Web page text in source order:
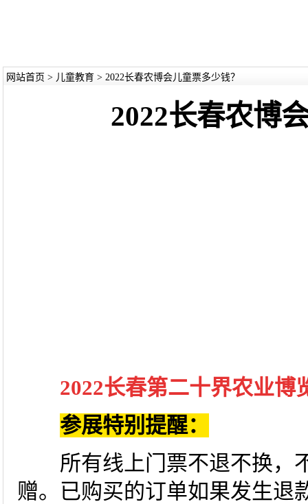
网站首页 > 儿童教育> 2022长春农博会儿童票多少钱？
2022长春农博
2022长春第二十界农业博
参展特别提醒：
所有线上门票不退不换，
赠。已购买的订单如果发生退